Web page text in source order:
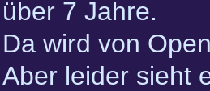
über 7 Jahre.
Da wird von
Aber leider sieht